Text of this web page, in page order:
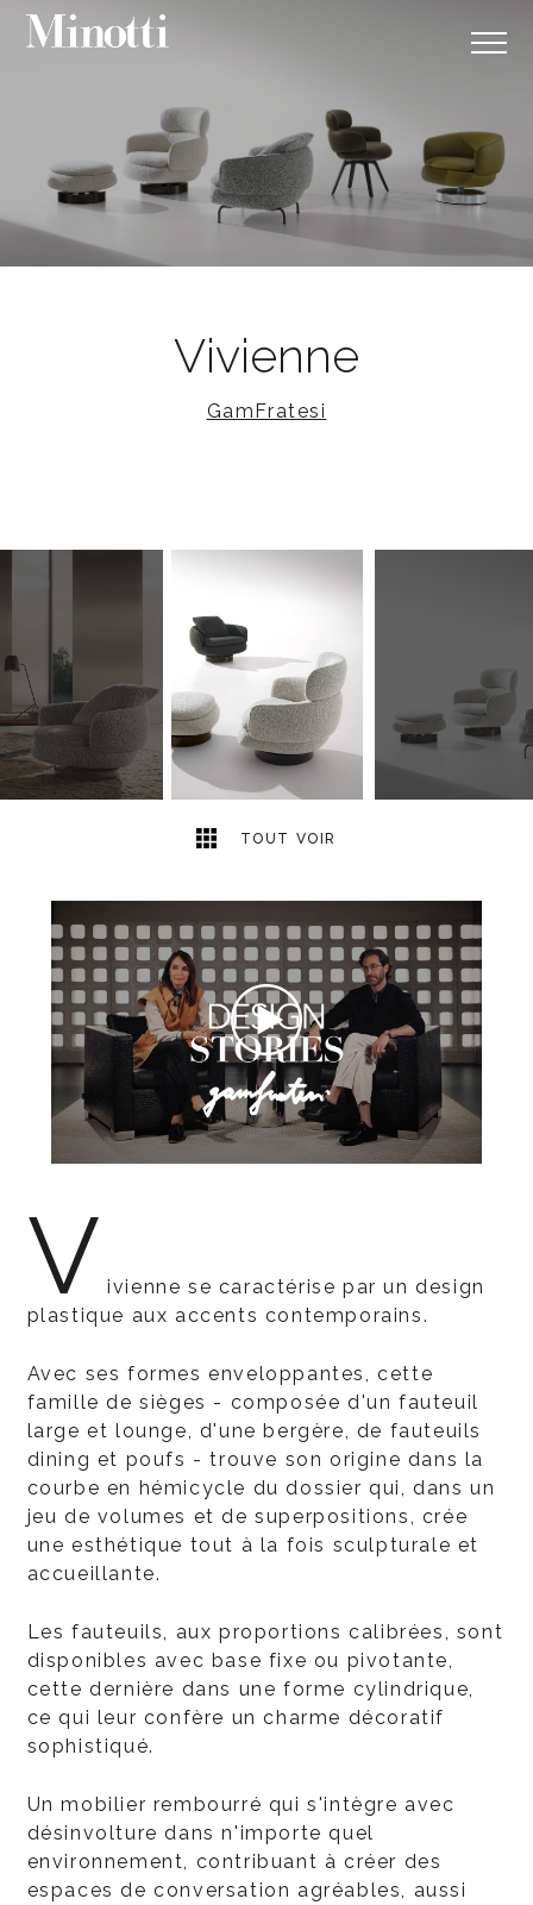
Vivienne
GamFratesi
TOUT VOIR
6 2
V ivienne se caractérise par un design
plastique aux accents contemporains.
Avec ses formes enveloppantes, cette
famille de sièges - composée d'un fauteuil
large et lounge, d'une bergère, de fauteuils
dining et poufs - trouve son origine dans la
courbe en hémicycle du dossier qui, dans un
jeu de volumes et de superpositions, crée
une esthétique tout à la fois sculpturale et
accueillante.
Les fauteuils, aux proportions calibrées, sont
disponibles avec base fixe ou pivotante,
cette dernière dans une forme cylindrique,
ce qui leur confère un charme décoratif
sophistiqué.
Un mobilier rembourré qui s'intègre avec
désinvolture dans n'importe quel
environnement, contribuant à créer des
espaces de conversation agréables, aussi